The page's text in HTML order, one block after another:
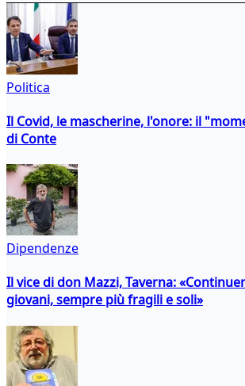
Politica
Il Covid, le mascherine, l'onore: il
di Conte
Dipendenze
Il vice di don Mazzi, Taverna:
giovani, sempre più fragili e soli»